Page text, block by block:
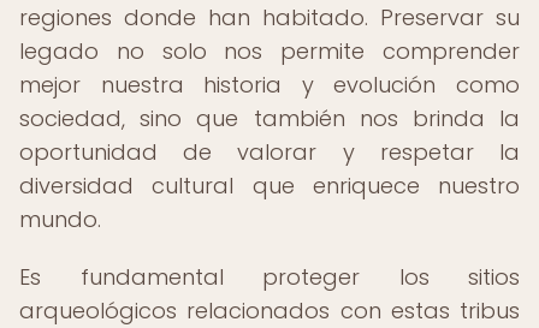
regiones donde han habitado. Preservar su
legado no solo nos permite comprender
mejor nuestra historia y evolución como
sociedad, sino que también nos brinda la
oportunidad de valorar y respetar la
diversidad cultural que enriquece nuestro
mundo.
Es fundamental proteger los sitios
arqueológicos relacionados con estas tribus